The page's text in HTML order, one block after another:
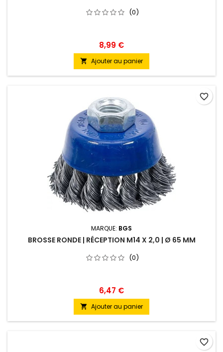
(0)
8,99 €
 Ajouter au panier
MARQUE: BGS
BROSSE RONDE | RÉCEPTION M14 X 2,0 | Ø 65 MM
(0)
6,47 €
 Ajouter au panier
favorite_border
favorite_border